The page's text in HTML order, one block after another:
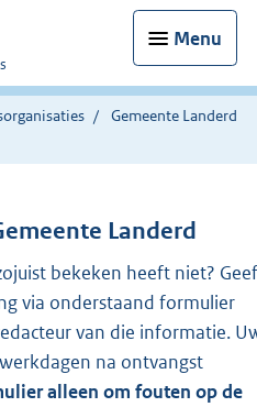
Menu
Gemeente Landerd
Landerd
bekeken heeft niet? Geef
via onderstaand formulier
van die informatie.
na ontvangst
alleen om fouten op de